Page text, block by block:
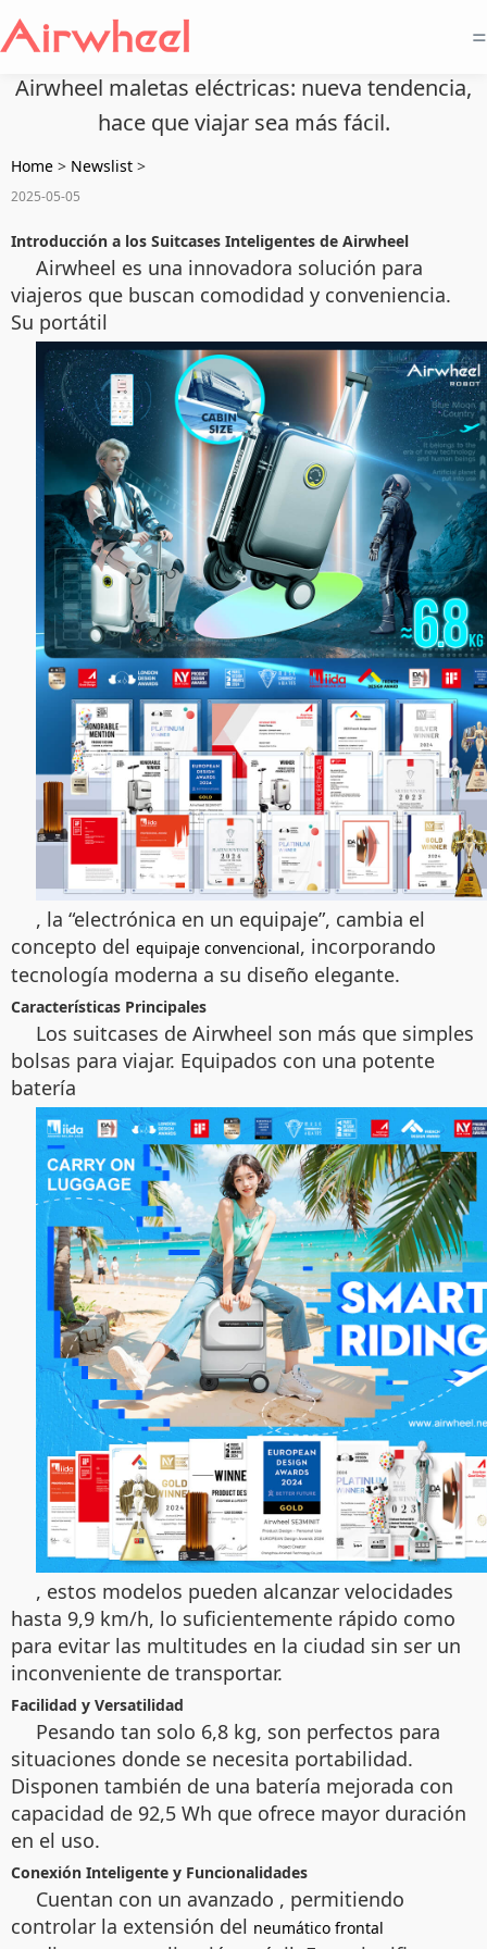
=
Airwheel maletas eléctricas: nueva tendencia,
hace que viajar sea más fácil.
Home > Newslist >
2025-05-05
Introducción a los Suitcases Inteligentes de Airwheel
Airwheel es una innovadora solución para
viajeros que buscan comodidad y conveniencia.
Su portátil
, la “electrónica en un equipaje”, cambia el
concepto del equipaje convencional, incorporando
tecnología moderna a su diseño elegante.
Características Principales
Los suitcases de Airwheel son más que simples
bolsas para viajar. Equipados con una potente
batería
, estos modelos pueden alcanzar velocidades
hasta 9,9 km/h, lo suficientemente rápido como
para evitar las multitudes en la ciudad sin ser un
inconveniente de transportar.
Facilidad y Versatilidad
Pesando tan solo 6,8 kg, son perfectos para
situaciones donde se necesita portabilidad.
Disponen también de una batería mejorada con
capacidad de 92,5 Wh que ofrece mayor duración
en el uso.
Conexión Inteligente y Funcionalidades
Cuentan con un avanzado , permitiendo
controlar la extensión del neumático frontal